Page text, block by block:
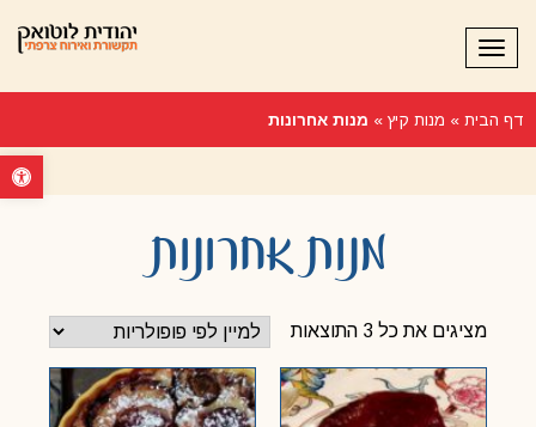
פתח
תפריט
דף הבית » מנות קיץ » מנות אחרונות
מנות אחרונות
מציגים את כל ⁦3⁩ התוצאות